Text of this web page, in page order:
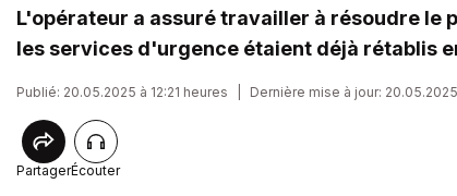
L'opérateur a assuré travailler à résoudre le
les services d'urgence étaient déjà rétablis
Publié: 20.05.2025 à 12:21 heures Dernière mise à jour:
PartagerÉcouter